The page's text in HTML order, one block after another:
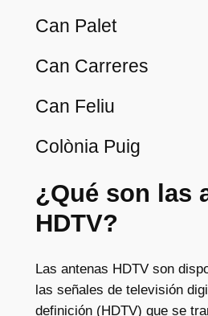
Can Palet
Can Carreres
Can Feliu
Colònia Puig
¿Qué son las
HDTV?
Las antenas HDTV son
las señales de televisión
definición (HDTV) que se